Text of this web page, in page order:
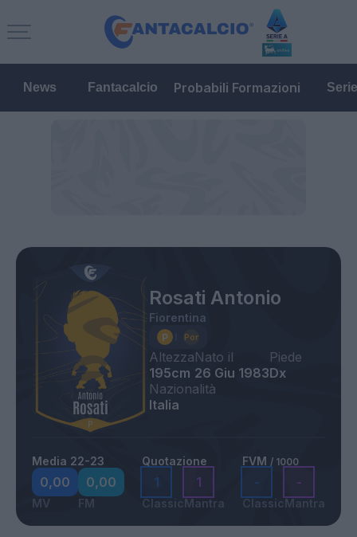
News Fantacalcio Probabili Formazioni
Rosati Antonio
Fiorentina
Altezza
195cm
Nato il
26 Giu 1983
Piede
Dx
Nazionalità
Italia
Media 22-23
0,00
MV
0,00
FM
Quotazione
1
Classic
1
Mantra
FVM / 1000
-
Classic
-
Mantra